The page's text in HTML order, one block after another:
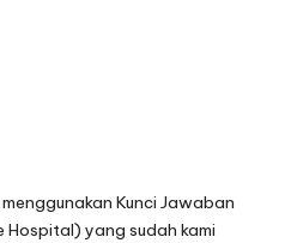
Kunci Jawaban
Hospital) yang sudah kami